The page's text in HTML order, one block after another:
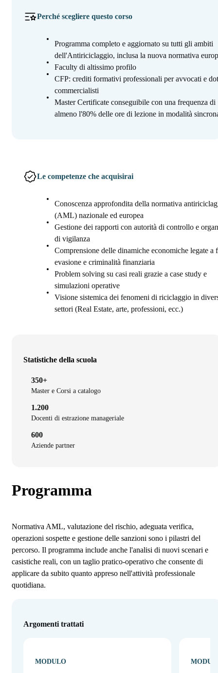
Perché scegliere questo corso
Programma completo e aggiornato su tutti gli ambiti
dell'Antiriciclaggio, inclusa la nuova normativa
Faculty di altissimo profilo
CFP: crediti formativi professionali per avvocati e
commercialisti
Master Certificate conseguibile con una frequenza di
almeno l'80% delle ore di lezione in modalità
Le competenze che acquisirai
Conoscenza approfondita della normativa
(AML) nazionale ed europea
Gestione dei rapporti con autorità di controllo e
di vigilanza
Comprensione delle dinamiche economiche legate a
evasione e criminalità finanziaria
Problem solving su casi reali grazie a case study e
simulazioni operative
Visione sistemica dei fenomeni di riciclaggio in
settori (Real Estate, arte, professioni, ecc.)
Statistiche della scuola
350+
Master e Corsi a catalogo
1.200
Docenti di estrazione manageriale
600
Aziende partner
Programma
Normativa AML, valutazione del rischio, adeguata verifica,
operazioni sospette e gestione delle sanzioni sono i pilastri del
percorso. Il programma include anche l'analisi di nuovi scenari e
casistiche reali, con un taglio pratico-operativo che consente di
applicare da subito quanto appreso nell'attività professionale
quotidiana.
Argomenti trattati
MODULO